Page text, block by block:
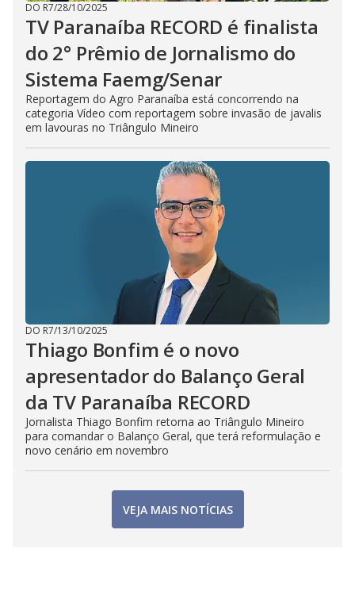
DO R7/28/10/2025
TV Paranaíba RECORD é finalista
do 2° Prêmio de Jornalismo do
Sistema Faemg/Senar
Reportagem do Agro Paranaíba está concorrendo na
categoria Vídeo com reportagem sobre invasão de javalis
em lavouras no Triângulo Mineiro
DO R7/13/10/2025
Thiago Bonfim é o novo
apresentador do Balanço Geral
da TV Paranaíba RECORD
Jornalista Thiago Bonfim retorna ao Triângulo Mineiro
para comandar o Balanço Geral, que terá reformulação e
novo cenário em novembro
VEJA MAIS NOTÍCIAS